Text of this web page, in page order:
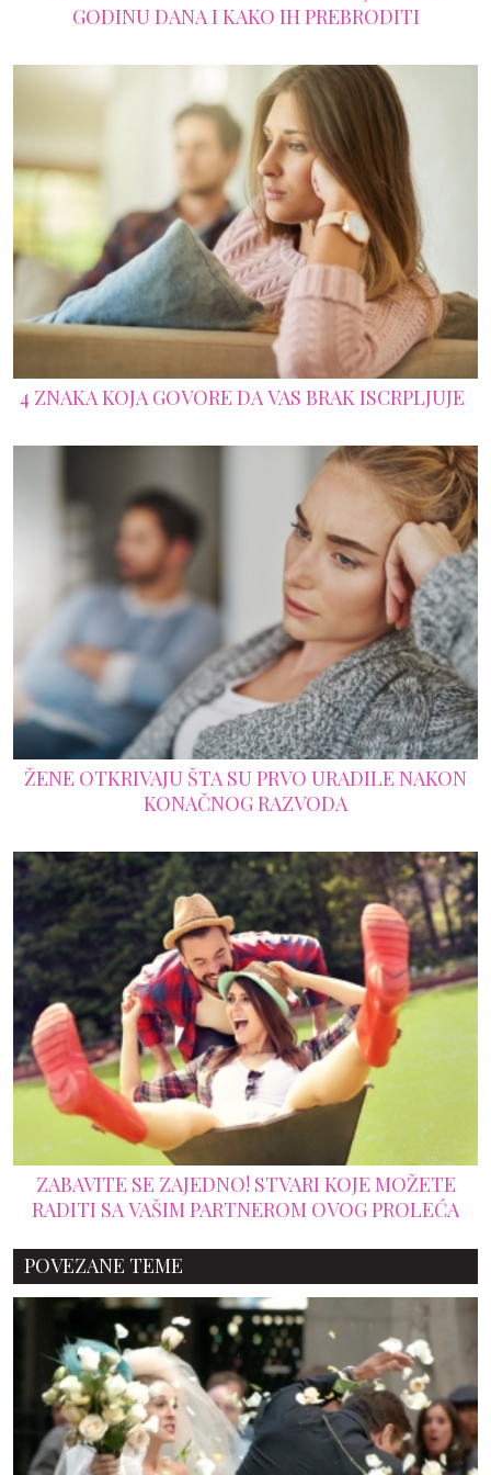
GODINU DANA I KAKO IH PREBRODITI
4 ZNAKA KOJA GOVORE DA VAS BRAK ISCRPLJUJE
ŽENE OTKRIVAJU ŠTA SU PRVO URADILE NAKON
KONAČNOG RAZVODA
ZABAVITE SE ZAJEDNO! STVARI KOJE MOŽETE
RADITI SA VAŠIM PARTNEROM OVOG PROLEĆA
POVEZANE TEME